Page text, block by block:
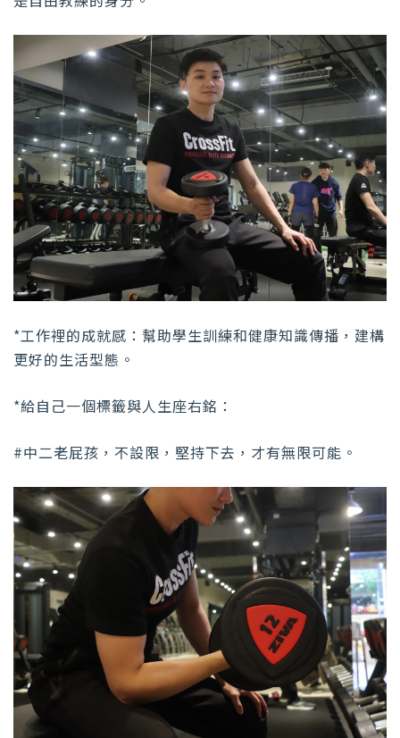
*工作裡的成就感：幫助學生訓練和健康知識傳播，建構
更好的生活型態。
*給自己一個標籤與人生座右銘：
#中二老屁孩，不設限，堅持下去，才有無限可能。